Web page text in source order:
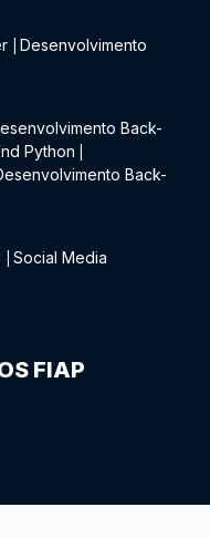
Desenvolvimento
Back-
Python
Back-
Social Media
FIAP